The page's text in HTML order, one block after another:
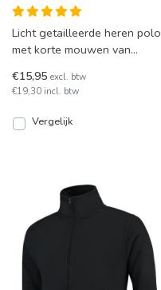
Licht getailleerde heren polo
met korte mouwen van
in 21 kleuren en mat
€15,95 excl. btw
€19,30 incl. btw
Vergelijk